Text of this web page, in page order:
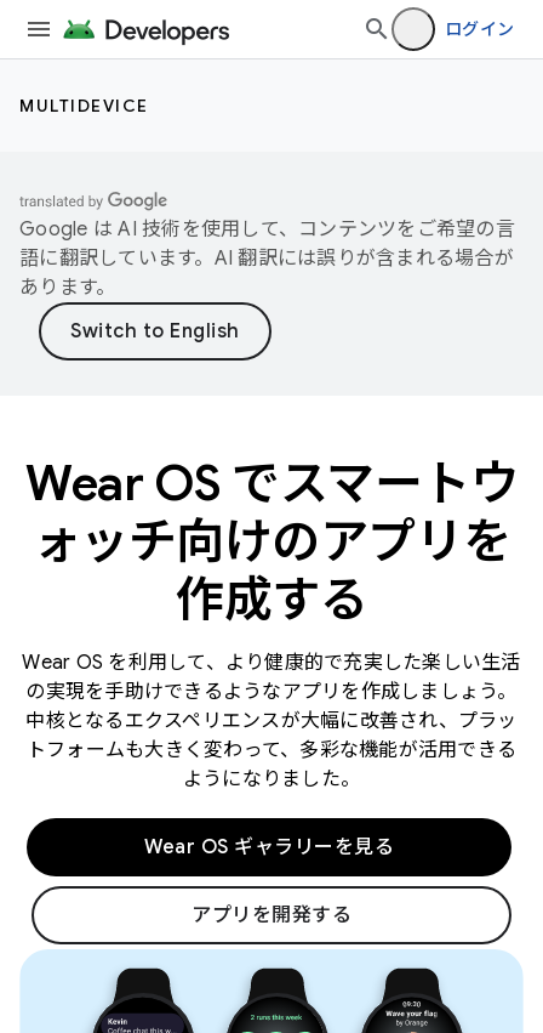
ログイン
MULTIDEVICE
Google は AI 技術を使用して、コンテンツをご希望の言
語に翻訳しています。AI 翻訳には誤りが含まれる場合が
あります。
Wear OS でスマートウ
ォッチ向けのアプリを
作成する
Wear OS を利用して、より健康的で充実した楽しい生活
の実現を手助けできるようなアプリを作成しましょう。
中核となるエクスペリエンスが大幅に改善され、プラッ
トフォームも大きく変わって、多彩な機能が活用できる
ようになりました。
Wear OS ギャラリーを見る
アプリを開発する